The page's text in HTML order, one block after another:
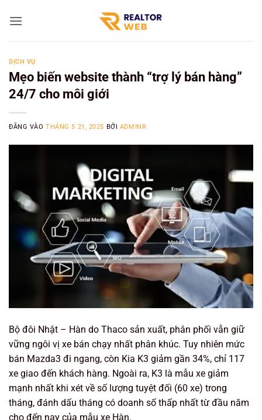
qua
DỊCH VỤ
Mẹo biến website thành “trợ lý bán hàng”
24/7 cho môi giới
ĐĂNG VÀOTHÁNG 5 21, 2025 BỞI ADMINR
Bộ đôi Nhật – Hàn do Thaco sản xuất, phân phối vẫn giữ
vững ngôi vị xe bán chạy nhất phân khúc. Tuy nhiên mức
bán Mazda3 đi ngang, còn Kia K3 giảm gần 34%, chỉ 117
xe giao đến khách hàng. Ngoài ra, K3 là mẫu xe giảm
mạnh nhất khi xét về số lượng tuyệt đối (60 xe) trong
tháng, đánh dấu tháng có doanh số thấp nhất từ đầu năm
cho đến nay của mẫu xe Hàn.